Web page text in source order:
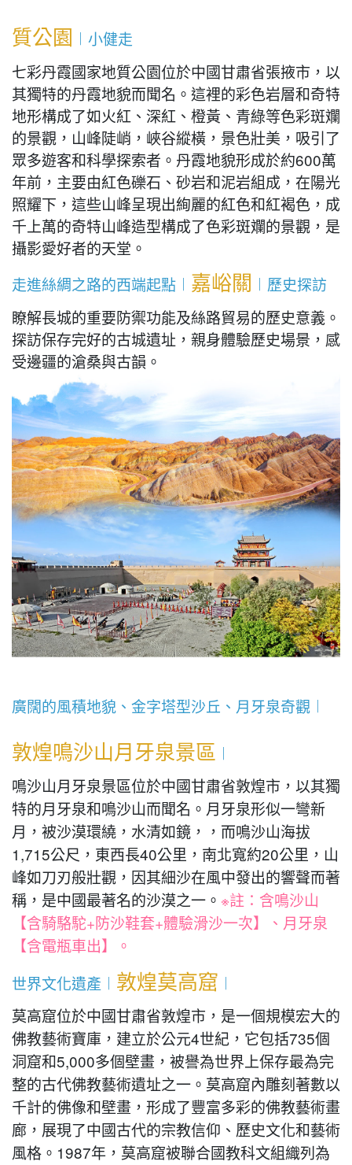
質公園 ︱小健走
七彩丹霞國家地質公園位於中國甘肅省張掖市，以
其獨特的丹霞地貌而聞名。這裡的彩色岩層和奇特
地形構成了如火紅、深紅、橙黃、青綠等色彩斑斕
的景觀，山峰陡峭，峽谷縱橫，景色壯美，吸引了
眾多遊客和科學探索者。丹霞地貌形成於約600萬
年前，主要由紅色礫石、砂岩和泥岩組成，在陽光
照耀下，這些山峰呈現出絢麗的紅色和紅褐色，成
千上萬的奇特山峰造型構成了色彩斑斕的景觀，是
攝影愛好者的天堂。
走進絲綢之路的西端起點︱ 嘉峪關 ︱歷史探訪
瞭解長城的重要防禦功能及絲路貿易的歷史意義。
探訪保存完好的古城遺址，親身體驗歷史場景，感
受邊疆的滄桑與古韻。
廣闊的風積地貌、金字塔型沙丘、月牙泉奇觀︱
敦煌鳴沙山月牙泉景區 ︱
鳴沙山月牙泉景區位於中國甘肅省敦煌市，以其獨
特的月牙泉和鳴沙山而聞名。月牙泉形似一彎新
月，被沙漠環繞，水清如鏡，，而鳴沙山海拔
1,715公尺，東西長40公里，南北寬約20公里，山
峰如刀刃般壯觀，因其細沙在風中發出的響聲而著
稱，是中國最著名的沙漠之一。 ※註：含鳴沙山
【含騎駱駝+防沙鞋套+體驗滑沙一次】、月牙泉
【含電瓶車出】。
世界文化遺產︱ 敦煌莫高窟 ︱
莫高窟位於中國甘肅省敦煌市，是一個規模宏大的
佛教藝術寶庫，建立於公元4世紀，它包括735個
洞窟和5,000多個壁畫，被譽為世界上保存最為完
整的古代佛教藝術遺址之一。莫高窟內雕刻著數以
千計的佛像和壁畫，形成了豐富多彩的佛教藝術畫
廊，展現了中國古代的宗教信仰、歷史文化和藝術
風格。1987年，莫高窟被聯合國教科文組織列為